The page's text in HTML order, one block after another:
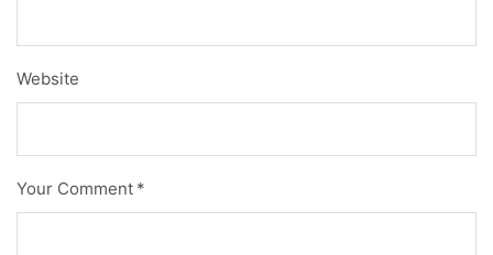
Website
Your Comment *